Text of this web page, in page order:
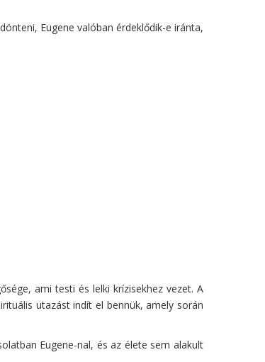
Eugene valóban érdeklődik-e iránta,
ami testi és lelki krízisekhez vezet. A
utazást indít el bennük, amely során
Eugene-nal, és az élete sem alakult